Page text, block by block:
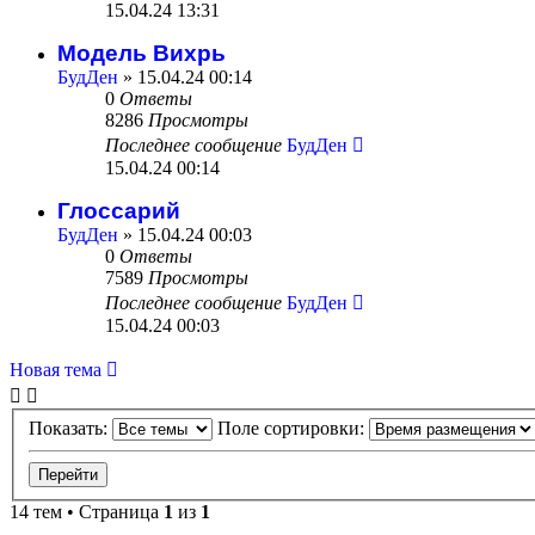
15.04.24 13:31
Модель Вихрь
БудДен » 15.04.24 00:14
0 Ответы
8286 Просмотры
Последнее сообщение БудДен
15.04.24 00:14
Глоссарий
БудДен » 15.04.24 00:03
0 Ответы
7589 Просмотры
Последнее сообщение БудДен
15.04.24 00:03
Новая тема
Показать: Поле сортировки:
14 тем • Страница 1 из 1